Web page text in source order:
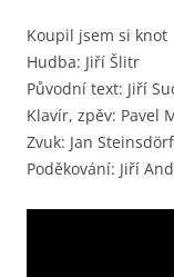
Koupil jsem si knot
Hudba: Jiří Šlitr
Původní text: Jiří
Klavír, zpěv: Pavel
Zvuk: Jan
Poděkování: Jiří